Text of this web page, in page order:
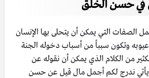
في حسن الخلق
التي يمكن أن يتحلى بها الإنسان
وتكون سبباً من أسباب دخوله الجنة
من الكلام الذي يمكن أن نقوله عن
ندرج لكم أجمل مال قيل عن حسن